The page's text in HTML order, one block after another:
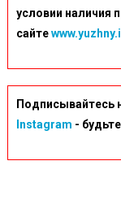
условии наличия
сайте
Подписывайтесь
Instagram -